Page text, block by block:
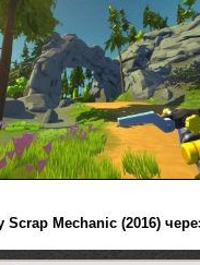
Scrap Mechanic (2016)